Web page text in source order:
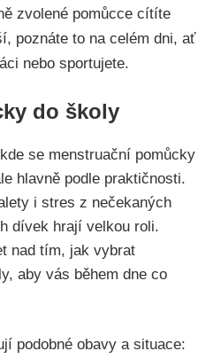
zvolené pomůcce cítíte
poznáte to na celém dni, ať
nebo sportujete.
do školy
se menstruační pomůcky
hlavně podle praktičnosti.
i stres z nečekaných
dívek hrají velkou roli.
nad tím, jak vybrat
aby vás během dne co
podobné obavy a situace: